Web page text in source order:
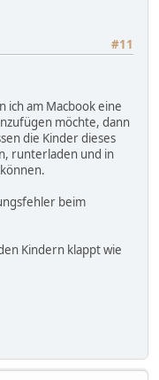
#11
ich am Macbook eine
möchte, dann
die Kinder dieses
runterladen und in
beim
Kindern klappt wie